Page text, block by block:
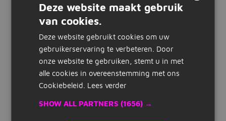
Meerdere jaren ervaring binnen de hoogspanning
Ervaring als Projectmanager of Projectleider in
een technische omgeving
Kennis van IPMA en/of PRINCE2 is een pre
Je beheerst de Nederlandse en Engelse taal
Je hebt oog voor veiligheid en teamontwikkeling
Je bent resultaatgericht, stressbestendig en
vaardigheden
Snelle links
Inschrijven
Deze website maakt gebruik
van cookies.
Deze website gebruikt cookies om uw
gebruikerservaring te verbeteren. Door
onze website te gebruiken, stemt u in met
alle cookies in overeenstemming met ons
Cookiebeleid. Lees verder
SHOW ALL PARTNERS (1656) →